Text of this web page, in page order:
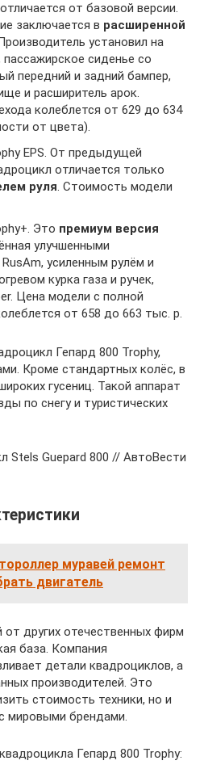
от базовой версии.
заключается в расширенной
установил на
пассажирское сиденье со
передний и задний бампер,
и расширитель арок.
колеблется от 629 до 634
от цвета).
EPS. От предыдущей
отличается только
руля . Стоимость модели
Это премиум версия
улучшенными
усиленным рулём и
курка газа и ручек,
Цена модели с полной
от 658 до 663 тыс. р.
Гепард 800 Trophy,
Кроме стандартных колёс, в
гусениц. Такой аппарат
по снегу и туристических
Stels Guepard 800 // АвтоВести
муравей ремонт
двигатель
от других отечественных фирм
база. Компания
детали квадроциклов, а
производителей. Это
стоимость техники, но и
мировыми брендами.
Гепард 800 Trophy: